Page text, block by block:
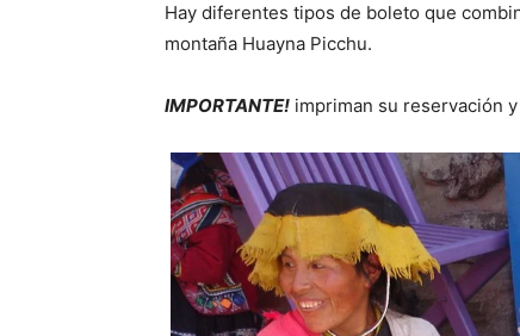
Hay diferentes tipos de boleto que
montaña Huayna Picchu.
IMPORTANTE! impriman su reservación